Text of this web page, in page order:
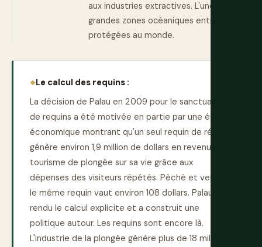
aux industries extractives. L'une des plus
grandes zones océaniques entièrement
protégées au monde.
Le calcul des requins :
La décision de Palau en 2009 pour le sanctuaire
de requins a été motivée en partie par une étude
économique montrant qu'un seul requin de récif
génère environ 1,9 million de dollars en revenus de
tourisme de plongée sur sa vie grâce aux
dépenses des visiteurs répétés. Pêché et vendu,
le même requin vaut environ 108 dollars. Palau a
rendu le calcul explicite et a construit une
politique autour. Les requins sont encore là.
L'industrie de la plongée génère plus de 18 millions